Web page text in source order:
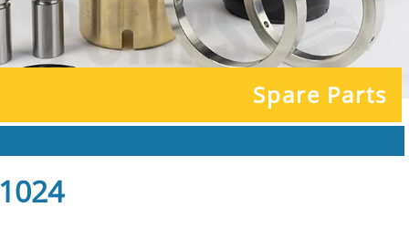
Spare Parts